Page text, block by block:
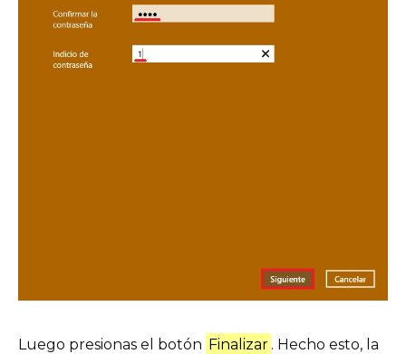
Luego presionas el botón Finalizar . Hecho esto, la